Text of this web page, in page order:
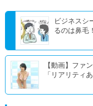
ビジネスシ
るのは鼻毛
【動画】ファ
「リアリティ